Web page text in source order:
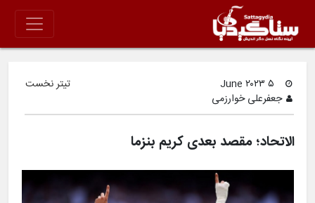
جعفرعلی خوارزمی
تیتر نخست
الاتحاد؛ مقصد بعدی کریم بنزما